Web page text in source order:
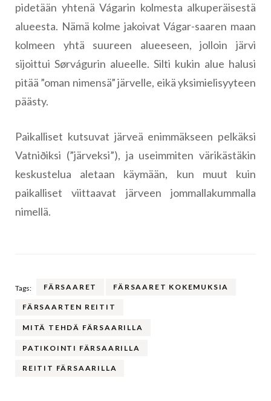
pidetään yhtenä Vágarin kolmesta alkuperäisestä
alueesta. Nämä kolme jakoivat Vágar-saaren maan
kolmeen yhtä suureen alueeseen, jolloin järvi
sijoittui Sørvágurin alueelle. Silti kukin alue halusi
pitää ”oman nimensä” järvelle, eikä yksimielisyyteen
päästy.
Paikalliset kutsuvat järveä enimmäkseen pelkäksi
Vatniðiksi (”järveksi”), ja useimmiten värikästäkin
keskustelua aletaan käymään, kun muut kuin
paikalliset viittaavat järveen jommallakummalla
nimellä.
Tags: FÄRSAARET FÄRSAARET KOKEMUKSIA
FÄRSAARTEN REITIT
MITÄ TEHDÄ FÄRSAARILLA
PATIKOINTI FÄRSAARILLA
REITIT FÄRSAARILLA